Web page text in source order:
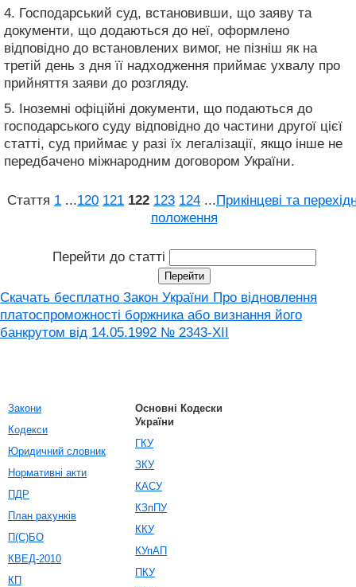
4. Господарський суд, встановивши, що заяву та
документи, що додаються до неї, оформлено
відповідно до встановлених вимог, не пізніш як на
третій день з дня її надходження приймає ухвалу про
прийняття заяви до розгляду.
5. Іноземні офіційні документи, що подаються до
господарського суду відповідно до частини другої цієї
статті, суд приймає у разі їх легалізації, якщо інше не
передбачено міжнародним договором України.
Стаття 1 ...120 121 122 123 124 ...Прикінцеві та
положення
Перейти до статті
Скачать бесплатно Закон України Про відновлення
платоспроможності боржника або визнання його
банкрутом вiд 14.05.1992 № 2343-XII
Закони
Кодекси
Юридичний словник
Нормативні акти
ПДР
План рахунків
П(С)БО
КВЕД-2010
КП
Основні Кодески
України
ГКУ
ЗКУ
КАСУ
КЗпПУ
ККУ
КУпАП
ПКУ